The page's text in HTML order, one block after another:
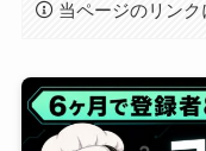
当ページのリンク